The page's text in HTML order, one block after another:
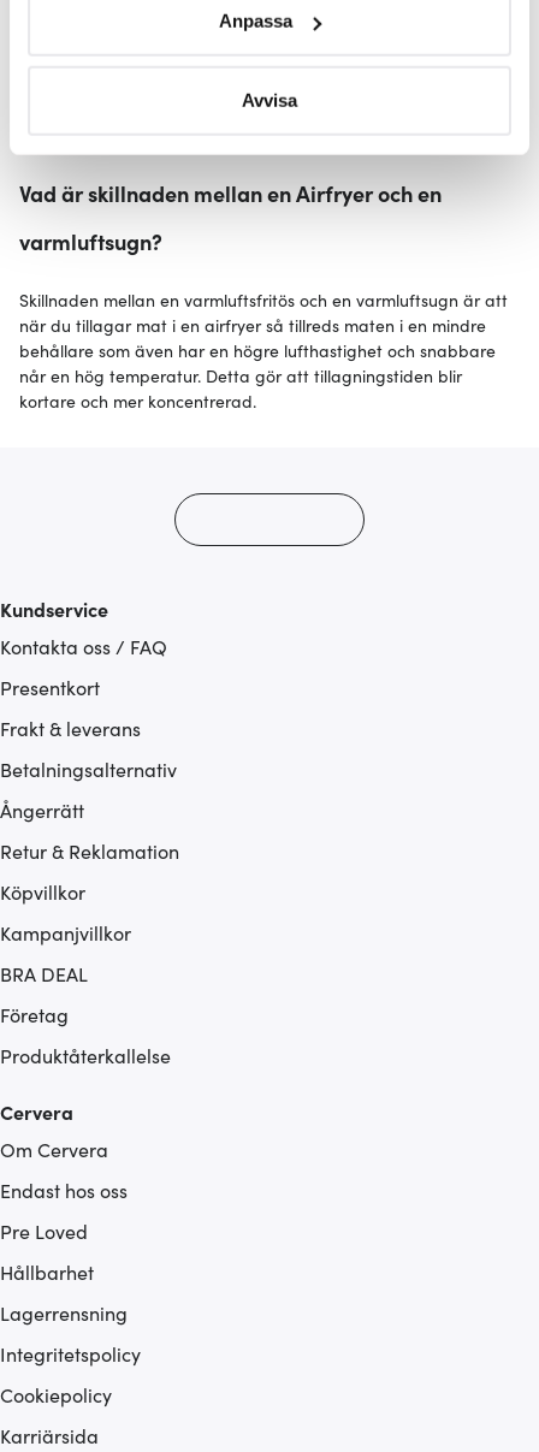
Ta reda på mer om hur dina personliga uppgifter
Du kan ändra eller dra tillbaka ditt samtycke när som
ska anpassas efter det som vi tror att du tycker om. Det
gör också att vi kan analysera vår trafik och göra
som du vill dela med dig av.
Anpassa
Avvisa
Varmluftstillagningen gör att maten får en jämn och fin stekyta.
program som gör att du enkelt kan tillaga kyckling, pommes
Vad är skillnaden mellan en Airfryer och en
varmluftsugn?
Skillnaden mellan en varmluftsfritös och en varmluftsugn är att
när du tillagar mat i en airfryer så tillreds maten i en mindre
behållare som även har en högre lufthastighet och snabbare
når en hög temperatur. Detta gör att tillagningstiden blir
kortare och mer koncentrerad.
Kundservice
Kontakta oss / FAQ
Presentkort
Frakt & leverans
Betalningsalternativ
Ångerrätt
Retur & Reklamation
Köpvillkor
Kampanjvillkor
BRA DEAL
Företag
Produktåterkallelse
Cervera
Om Cervera
Endast hos oss
Pre Loved
Hållbarhet
Lagerrensning
Integritetspolicy
Cookiepolicy
Karriärsida